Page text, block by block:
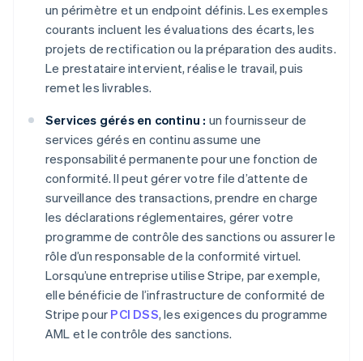
un périmètre et un endpoint définis. Les exemples
courants incluent les évaluations des écarts, les
projets de rectification ou la préparation des audits.
Le prestataire intervient, réalise le travail, puis
remet les livrables.
Services gérés en continu : un fournisseur de
services gérés en continu assume une
responsabilité permanente pour une fonction de
conformité. Il peut gérer votre file d’attente de
surveillance des transactions, prendre en charge
les déclarations réglementaires, gérer votre
programme de contrôle des sanctions ou assurer le
rôle d’un responsable de la conformité virtuel.
Lorsqu’une entreprise utilise Stripe, par exemple,
elle bénéficie de l’infrastructure de conformité de
Stripe pour PCI DSS, les exigences du programme
AML et le contrôle des sanctions.